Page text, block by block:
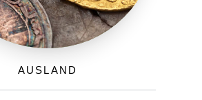
Ausland